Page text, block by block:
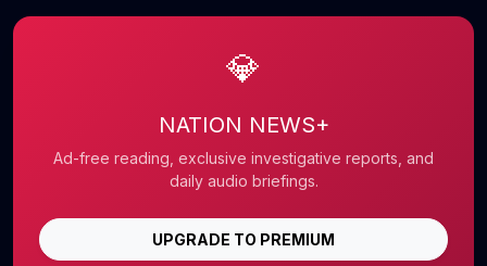
💎
NATION NEWS+
Ad-free reading, exclusive investigative reports, and
daily audio briefings.
UPGRADE TO PREMIUM